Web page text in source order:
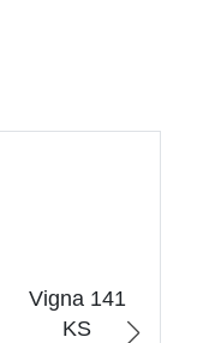
Vigna 141
KS